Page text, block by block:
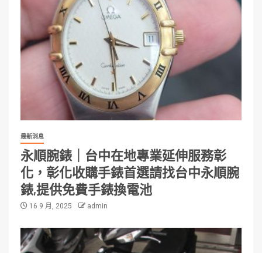
最新消息
永順腕錶｜台中在地專業延伸服務彰
化，彰化收購手錶首選請找台中永順腕
錶,提供免費手錶換電池
16 9 月, 2025 admin